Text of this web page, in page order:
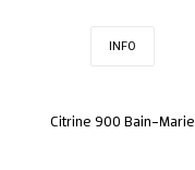
INFO
Citrine 900 Bain-Marie